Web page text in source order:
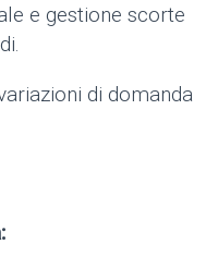
e gestione scorte
di domanda